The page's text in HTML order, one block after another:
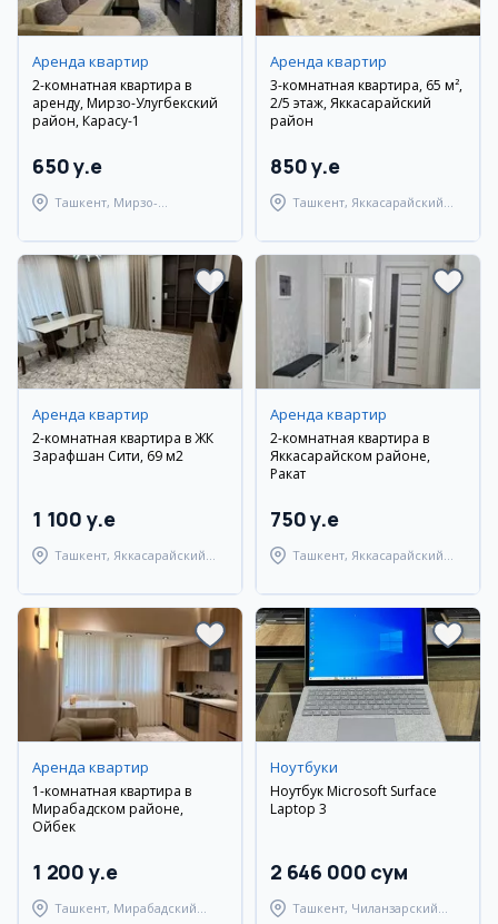
Аренда квартир
2-комнатная квартира в
аренду, Мирзо-Улугбекский
район, Карасу-1
650 y.e
Ташкент, Мирзо-
Аренда квартир
3-комнатная квартира, 65 м²,
2/5 этаж, Яккасарайский
район
850 y.e
Ташкент, Яккасарайский
Аренда квартир
2-комнатная квартира в ЖК
Зарафшан Сити, 69 м2
1 100 y.e
Ташкент, Яккасарайский
Аренда квартир
2-комнатная квартира в
Яккасарайском районе,
Ракат
750 y.e
Ташкент, Яккасарайский
Аренда квартир
1-комнатная квартира в
Мирабадском районе,
Ойбек
1 200 y.e
Ташкент, Мирабадский
Ноутбуки
Ноутбук Microsoft Surface
Laptop 3
2 646 000 сум
Ташкент, Чиланзарский